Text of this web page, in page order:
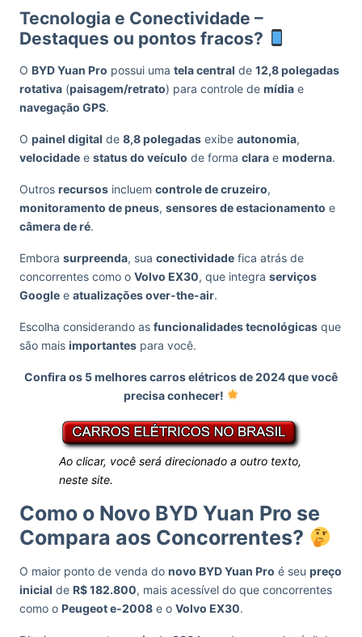
Tecnologia e Conectividade –
Destaques ou pontos fracos?
O BYD Yuan Pro possui uma tela central de 12,8 polegadas
rotativa (paisagem/retrato) para controle de mídia e
navegação GPS.
O painel digital de 8,8 polegadas exibe autonomia,
velocidade e status do veículo de forma clara e moderna.
Outros recursos incluem controle de cruzeiro,
monitoramento de pneus, sensores de estacionamento e
câmera de ré.
Embora surpreenda, sua conectividade fica atrás de
concorrentes como o Volvo EX30, que integra serviços
Google e atualizações over-the-air.
Escolha considerando as funcionalidades tecnológicas que
são mais importantes para você.
Confira os 5 melhores carros elétricos de 2024 que você
precisa conhecer!
Ao clicar, você será direcionado a outro texto,
neste site.
Como o Novo BYD Yuan Pro se
Compara aos Concorrentes?
O maior ponto de venda do novo BYD Yuan Pro é seu preço
inicial de R$ 182.800, mais acessível do que concorrentes
como o Peugeot e-2008 e o Volvo EX30.